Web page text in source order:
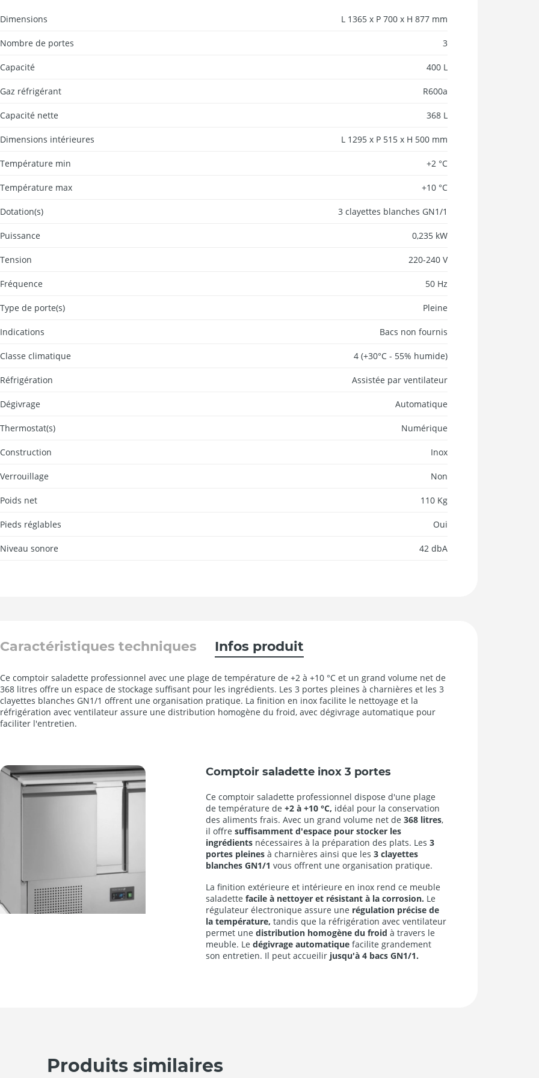
Dimensions L 1365 x P 700 x H 877 mm
Nombre de portes 3
Capacité 400 L
Gaz réfrigérant R600a
Capacité nette 368 L
Dimensions intérieures L 1295 x P 515 x H 500 mm
Température min +2 °C
Température max +10 °C
Dotation(s) 3 clayettes blanches GN1/1
Puissance 0,235 kW
Tension 220-240 V
Fréquence 50 Hz
Type de porte(s) Pleine
Indications Bacs non fournis
Classe climatique 4 (+30°C - 55% humide)
Réfrigération Assistée par ventilateur
Dégivrage Automatique
Thermostat(s) Numérique
Construction Inox
Verrouillage Non
Poids net 110 Kg
Pieds réglables Oui
Niveau sonore 42 dbA
Caractéristiques techniques Infos produit
Ce comptoir saladette professionnel avec une plage de température de +2 à +10 °C et un grand volume net de
368 litres offre un espace de stockage suffisant pour les ingrédients. Les 3 portes pleines à charnières et les 3
clayettes blanches GN1/1 offrent une organisation pratique. La finition en inox facilite le nettoyage et la
réfrigération avec ventilateur assure une distribution homogène du froid, avec dégivrage automatique pour
faciliter l'entretien.
Comptoir saladette inox 3 portes
Ce comptoir saladette professionnel dispose d'une plage
de température de+2 à +10 °C, idéal pour la conservation
des aliments frais. Avec un grand volume net de368 litres,
il offresuffisamment d'espace pour stocker les
ingrédients nécessaires à la préparation des plats. Les 3
portes pleines à charnières ainsi que les3 clayettes
blanches GN1/1 vous offrent une organisation pratique.
La finition extérieure et intérieure en inox rend ce meuble
saladettefacile à nettoyer et résistant à la corrosion. Le
régulateur électronique assure une régulation précise de
la température, tandis que la réfrigération avec ventilateur
permet unedistribution homogène du froid à travers le
meuble. Ledégivrage automatique facilite grandement
son entretien. Il peut accueilir jusqu'à 4 bacs GN1/1.
Produits similaires